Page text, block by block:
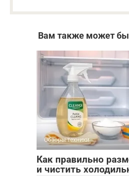
Вам также может
Обзоры техники
Как правильно
и чистить